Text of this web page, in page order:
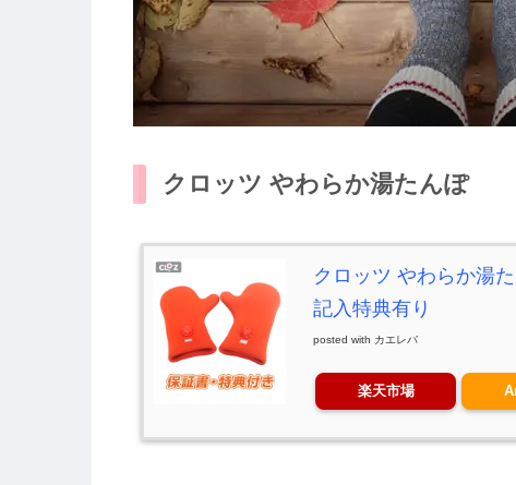
クロッツ やわらか湯たんぽ
クロッツ やわらか湯
記入特典有り
posted with カエレバ
楽天市場